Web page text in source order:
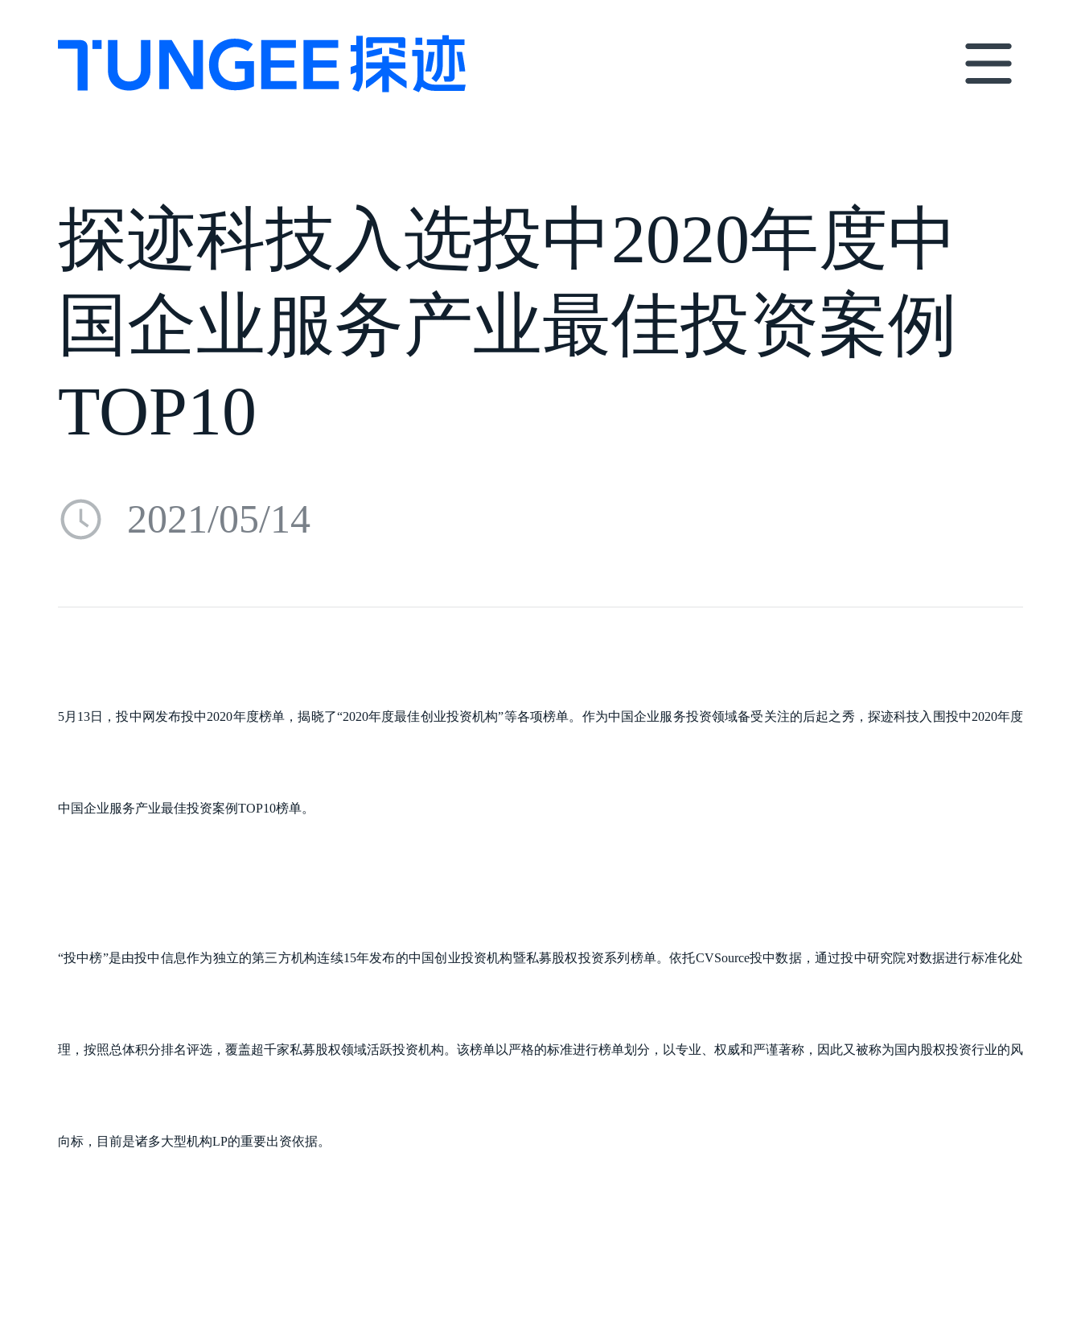
探迹科技入选投中2020年度中
国企业服务产业最佳投资案例
TOP10
2021/05/14
5月13日，投中网发布投中2020年度榜单，揭晓了“2020年度最佳创业投资机构”等各项榜单。作为中国企业服务投资领域备受关注的后起之秀，探迹科技入围投中2020年度
中国企业服务产业最佳投资案例TOP10榜单。
“投中榜”是由投中信息作为独立的第三方机构连续15年发布的中国创业投资机构暨私募股权投资系列榜单。依托CVSource投中数据，通过投中研究院对数据进行标准化处
理，按照总体积分排名评选，覆盖超千家私募股权领域活跃投资机构。该榜单以严格的标准进行榜单划分，以专业、权威和严谨著称，因此又被称为国内股权投资行业的风
向标，目前是诸多大型机构LP的重要出资依据。